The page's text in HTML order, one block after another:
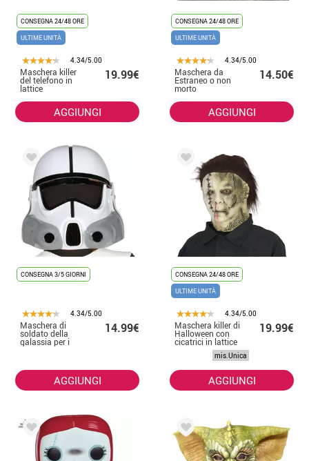
CONSEGNA 24/48 ORE
ULTIME UNITÀ
4.34/5.00
Maschera killer
del telefono in
lattice
19.99€
AGGIUNGI
CONSEGNA 24/48 ORE
ULTIME UNITÀ
4.34/5.00
Maschera da
Estraneo o non
morto
14.50€
AGGIUNGI
CONSEGNA 3/5 GIORNI
4.34/5.00
Maschera di
soldato della
galassia per i
bambini
14.99€
AGGIUNGI
CONSEGNA 24/48 ORE
ULTIME UNITÀ
4.34/5.00
Maschera killer di
Halloween con
cicatrici in lattice
19.99€
mis.Unica
AGGIUNGI